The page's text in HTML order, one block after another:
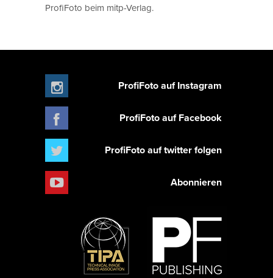
ProfiFoto beim mitp-Verlag.
ProfiFoto auf Instagram
ProfiFoto auf Facebook
ProfiFoto auf twitter folgen
Abonnieren